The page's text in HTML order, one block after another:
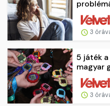
3
5 játék
magyar
3